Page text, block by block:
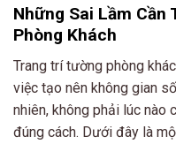
Những Sai Lầm Cần
Phòng Khách
Trang trí tường phòng
việc tạo nên không gian
nhiên, không phải lúc nào
đúng cách. Dưới đây là